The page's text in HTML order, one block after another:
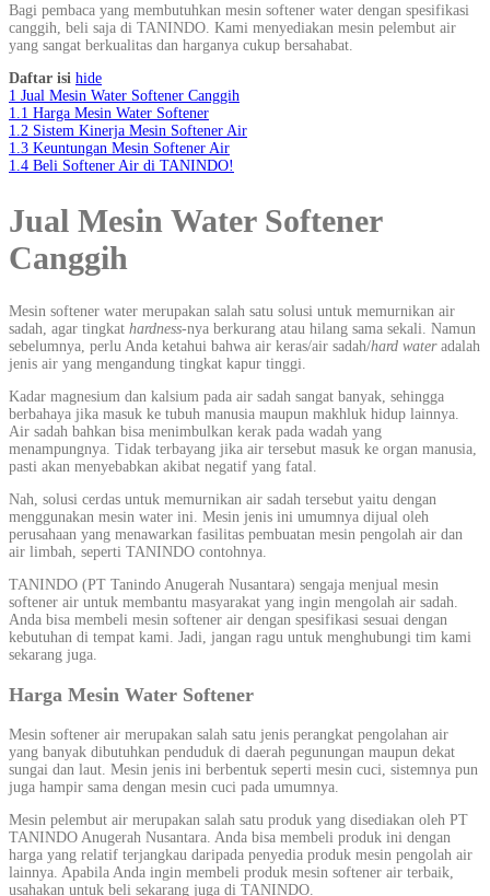
Bagi pembaca yang membutuhkan mesin softener water dengan spesifikasi
canggih, beli saja di TANINDO. Kami menyediakan mesin pelembut air
yang sangat berkualitas dan harganya cukup bersahabat.
Daftar isi hide
1 Jual Mesin Water Softener Canggih
1.1 Harga Mesin Water Softener
1.2 Sistem Kinerja Mesin Softener Air
1.3 Keuntungan Mesin Softener Air
1.4 Beli Softener Air di TANINDO!
Jual Mesin Water Softener
Canggih
Mesin softener water merupakan salah satu solusi untuk memurnikan air
sadah, agar tingkat hardness-nya berkurang atau hilang sama sekali. Namun
sebelumnya, perlu Anda ketahui bahwa air keras/air sadah/hard wateradalah
jenis air yang mengandung tingkat kapur tinggi.
Kadar magnesium dan kalsium pada air sadah sangat banyak, sehingga
berbahaya jika masuk ke tubuh manusia maupun makhluk hidup lainnya.
Air sadah bahkan bisa menimbulkan kerak pada wadah yang
menampungnya. Tidak terbayang jika air tersebut masuk ke organ manusia,
pasti akan menyebabkan akibat negatif yang fatal.
Nah, solusi cerdas untuk memurnikan air sadah tersebut yaitu dengan
menggunakan mesin water ini. Mesin jenis ini umumnya dijual oleh
perusahaan yang menawarkan fasilitas pembuatan mesin pengolah air dan
air limbah, seperti TANINDO contohnya.
TANINDO (PT Tanindo Anugerah Nusantara) sengaja menjual mesin
softener air untuk membantu masyarakat yang ingin mengolah air sadah.
Anda bisa membeli mesin softener air dengan spesifikasi sesuai dengan
kebutuhan di tempat kami. Jadi, jangan ragu untuk menghubungi tim kami
sekarang juga.
Harga Mesin Water Softener
Mesin softener air merupakan salah satu jenis perangkat pengolahan air
yang banyak dibutuhkan penduduk di daerah pegunungan maupun dekat
sungai dan laut. Mesin jenis ini berbentuk seperti mesin cuci, sistemnya pun
juga hampir sama dengan mesin cuci pada umumnya.
Mesin pelembut air merupakan salah satu produk yang disediakan oleh PT
TANINDO Anugerah Nusantara. Anda bisa membeli produk ini dengan
harga yang relatif terjangkau daripada penyedia produk mesin pengolah air
lainnya. Apabila Anda ingin membeli produk mesin softener air terbaik,
usahakan untuk beli sekarang juga di TANINDO.